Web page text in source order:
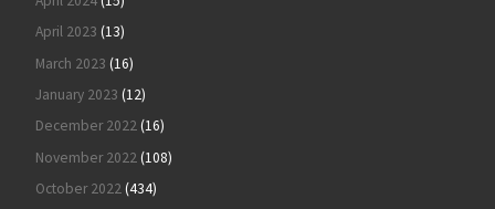
April 2023 (13)
March 2023 (16)
January 2023 (12)
December 2022(16)
November 2022(108)
October 2022(434)